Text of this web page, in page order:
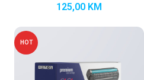
125,00 KM
HOT